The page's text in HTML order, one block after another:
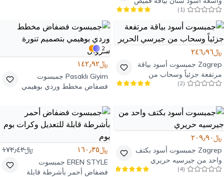
وخصر مطاطي وجيوب
(
1
)
﷼٢٤٦٫٩٦
Zagrep جمبسوت أسود بياقة
مرتفعة جزئياً وسحاب من
جيرسي الحرير
(
2
)
2
﷼١٤٢٫٩٢
Pasaklı Giyim جمبسوت
فضفاض مخطط وردي بوهيمي
﷼٢٠٩٫٩٠
Zagrep جمبسوت أسود بكتف
واحد من جيرسيه حريري
(
4
)
﷼١٦٠٫٣٥ ﷼١٧٢٫٤٢
EREN STYLE جمبسوت
فضفاض أحمر بأشرطة قابلة